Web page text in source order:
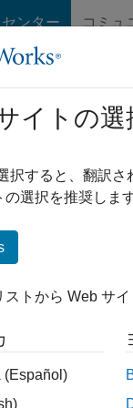
ンター コミュ
in
Since
a =
=
イトの選
択すると、翻訳
の選択を推奨しま
ストから Web サ
(Español)